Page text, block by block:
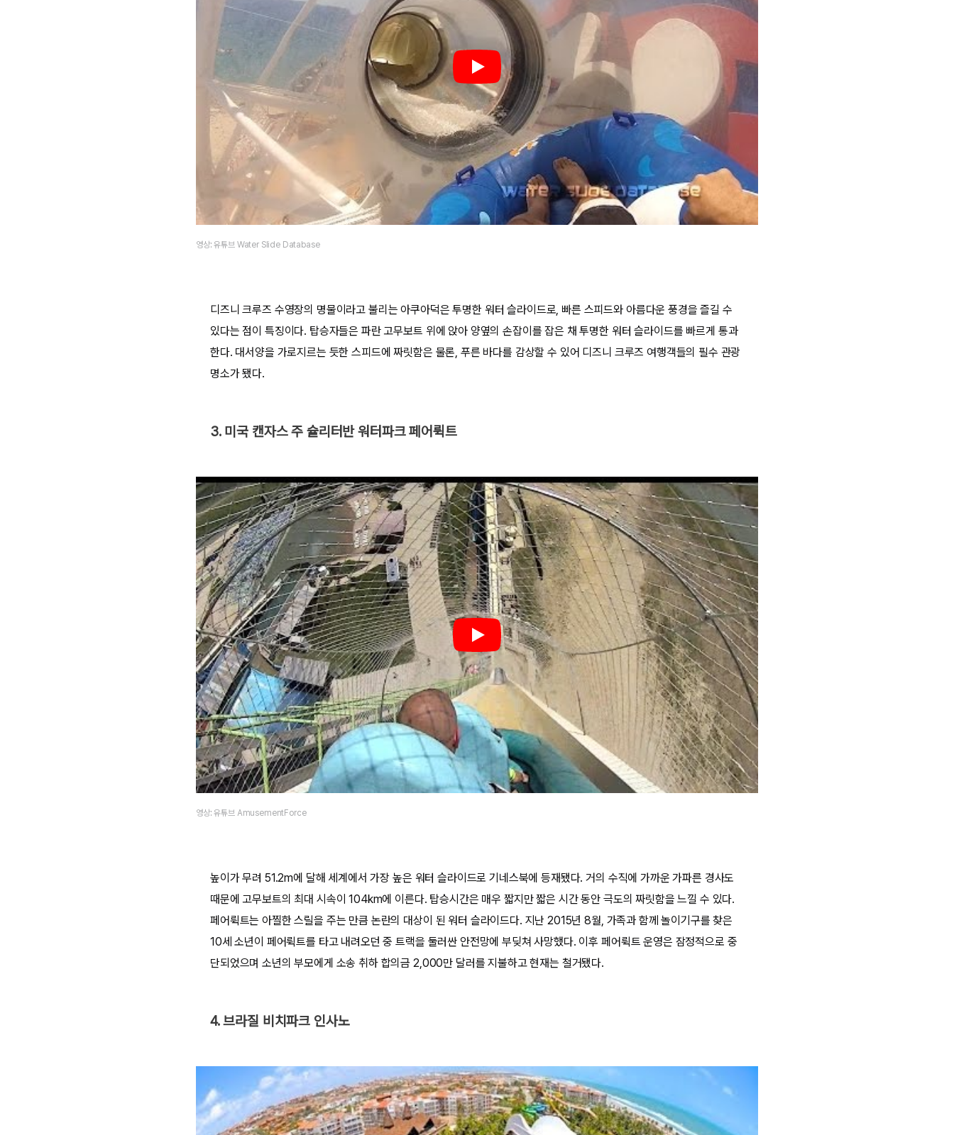
영상: 유튜브 Water Slide Database
디즈니 크루즈 수영장의 명물이라고 불리는 아쿠아덕은 투명한 워터 슬라이드로, 빠른 스피드와 아름다운 풍경을 즐길 수
있다는 점이 특징이다. 탑승자들은 파란 고무보트 위에 앉아 양옆의 손잡이를 잡은 채 투명한 워터 슬라이드를 빠르게 통과
한다. 대서양을 가로지르는 듯한 스피드에 짜릿함은 물론, 푸른 바다를 감상할 수 있어 디즈니 크루즈 여행객들의 필수 관광
명소가 됐다.
3. 미국 캔자스 주 슐리터반 워터파크 페어뤽트
영상: 유튜브 AmusementForce
높이가 무려 51.2m에 달해 세계에서 가장 높은 워터 슬라이드로 기네스북에 등재됐다. 거의 수직에 가까운 가파른 경사도
때문에 고무보트의 최대 시속이 104km에 이른다. 탑승시간은 매우 짧지만 짧은 시간 동안 극도의 짜릿함을 느낄 수 있다.
페어뤽트는 아찔한 스릴을 주는 만큼 논란의 대상이 된 워터 슬라이드다. 지난 2015년 8월, 가족과 함께 놀이기구를 찾은
10세 소년이 페어뤽트를 타고 내려오던 중 트랙을 둘러싼 안전망에 부딪쳐 사망했다. 이후 페어뤽트 운영은 잠정적으로 중
단되었으며 소년의 부모에게 소송 취하 합의금 2,000만 달러를 지불하고 현재는 철거됐다.
4. 브라질 비치파크 인사노